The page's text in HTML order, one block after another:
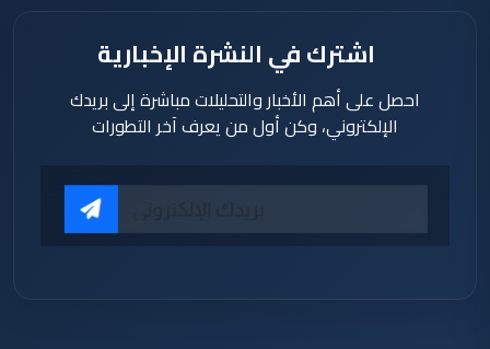
اشترك في النشرة الإخبارية
احصل على أهم الأخبار والتحليلات مباشرة إلى بريدك
الإلكتروني، وكن أول من يعرف آخر التطورات